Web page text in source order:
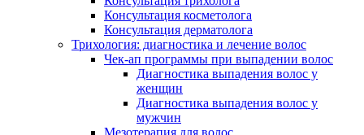
Консультация косметолога
Консультация дерматолога
Трихология: диагностика и лечение волос
Чек-ап программы при выпадении волос
Диагностика выпадения волос у
женщин
Диагностика выпадения волос у
мужчин
Мезотерапия для волос